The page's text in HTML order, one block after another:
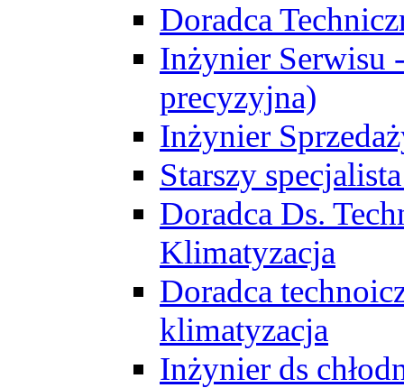
Doradca
Inżynier Serwisu
precyzyjna)
Inżynier
Starszy
Doradca Ds.
Klimatyzacja
Doradca
klimatyzacja
Inżynier ds